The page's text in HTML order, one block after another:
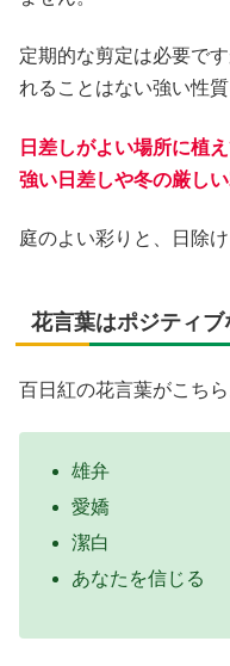
定期的な剪定は必要で
れることはない強い性質
日差しがよい場所に植
強い日差しや冬の厳し
庭のよい彩りと、日除
花言葉はポジティ
百日紅の花言葉がこちら
雄弁
愛嬌
潔白
あなたを信じる